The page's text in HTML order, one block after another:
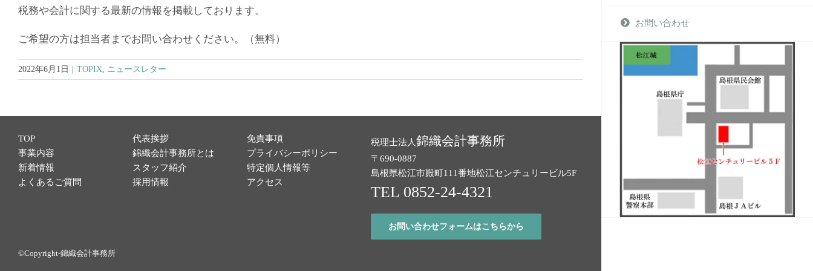
お問い合わせ
税務や会計に関する最新の情報を掲載しております。
ご希望の方は担当者までお問い合わせください。（無料）
2022年6月1日 TOPIX, ニュースレター
TOP
事業内容
新着情報
よくあるご質問
代表挨拶
錦織会計事務所とは
スタッフ紹介
採用情報
免責事項
プライバシーポリシー
特定個人情報等
アクセス
税理士法人錦織会計事務所
〒690-0887
島根県松江市殿町111番地松江センチュリービル5F
TEL 0852-24-4321
お問い合わせフォームはこちらから
©Copyright-錦織会計事務所